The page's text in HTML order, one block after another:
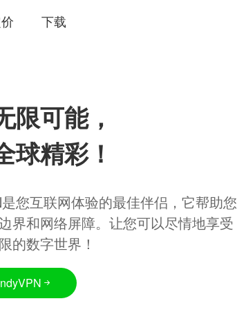
下载
限可能，
球精彩！
您互联网体验的最佳伴侣，它帮助您
界和网络屏障。让您可以尽情地享受
的数字世界！